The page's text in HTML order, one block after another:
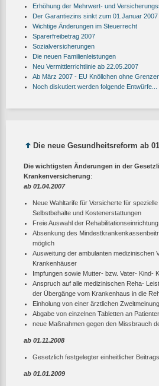
Erhöhung der Mehrwert- und
Der Garantiezins sinkt zum 01.Januar 2007
Wichtige Änderungen im Steuerrecht
Sparerfreibetrag 2007
Sozialversicherungen
Die neuen Familienleistungen
Neu Vermittlerrichtlinie ab 22.05.2007
Ab März 2007 - EU Knöllchen ohne
Noch diskutiert werden folgende Entwürfe...
Die neue Gesundheitsreform ab
Die wichtigsten Änderungen in der
Krankenversicherung:
ab 01.04.2007
Neue Wahltarife für Versicherte für
Selbstbehalte und Kostenerstattungen
Freie Auswahl der Rehabilitationseinrichtung
Absenkung des
möglich
Ausweitung der ambulanten medizinischen
Krankenhäuser
Impfungen sowie Mutter- bzw. Vater- Kind-
Anspruch auf alle medizinischen Reha-
der Übergänge vom Krankenhaus in die
Einholung von einer ärztlichen Zweitmeinung
Abgabe von einzelnen Tabletten an
neue Maßnahmen gegen den Missbrauch
ab 01.11.2008
Gesetzlich festgelegter einheitlicher
ab 01.01.2009